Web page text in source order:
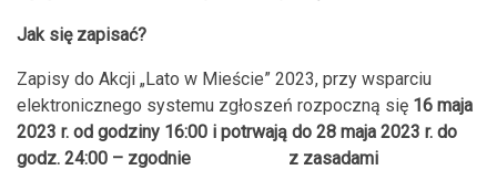
Jak się zapisać?
Zapisy do Akcji „Lato w Mieście” 2023, przy wsparciu
elektronicznego systemu zgłoszeń rozpoczną się 16 maja
2023 r. od godziny 16:00 i potrwają do 28 maja 2023 r. do
godz. 24:00 – zgodnie z zasadami